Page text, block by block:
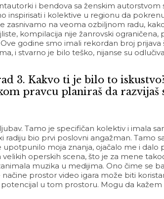
i bendova sa ženskim autorstvom
inspirisati i kolektive u regionu da
na veoma ozbiljnom radu,
kompilacija nije žanrovski ograničena,
godine smo imali rekordan broj prijava
i stvarno je bilo teško, nijanse su
3. Kakvo ti je bilo to
pravcu planiraš da razvijaš
Tamo je specifičan kolektiv i imala
radiju bio prvi poslovni angažman. Tamo
moja znanja, ojačalo me i dalo
operskih scena, što je za mene
muzika u medijima. Ono čime se
prostor video igara može biti
u tom prostoru. Mogu da